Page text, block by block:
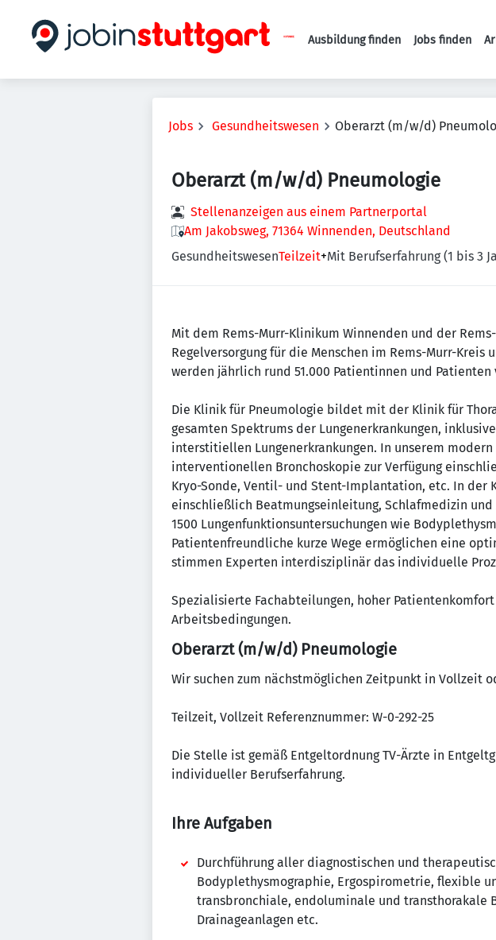
Ausbildung finden Jobs finden
Jobs Gesundheitswesen Oberarzt (m/w/d)
Oberarzt (m/w/d) Pneumologie
Stellenanzeigen aus einem Partnerportal
Am Jakobsweg, 71364 Winnenden, Deutschland
GesundheitswesenTeilzeit+Mit Berufserfahrung (1 bis 3
Mit dem Rems-Murr-Klinikum Winnenden und der
Regelversorgung für die Menschen im Rems-Murr-
werden jährlich rund 51.000 Patientinnen und
Die Klinik für Pneumologie bildet mit der Klinik für
gesamten Spektrums der Lungenerkrankungen,
interstitiellen Lungenerkrankungen. In unserem
interventionellen Bronchoskopie zur Verfügung
Kryo-Sonde, Ventil- und Stent-Implantation, etc. In der
einschließlich Beatmungseinleitung, Schlafmedizin
1500 Lungenfunktionsuntersuchungen wie
Patientenfreundliche kurze Wege ermöglichen eine
stimmen Experten interdisziplinär das individuelle
Spezialisierte Fachabteilungen, hoher
Arbeitsbedingungen.
Oberarzt (m/w/d) Pneumologie
Wir suchen zum nächstmöglichen Zeitpunkt in Vollzeit
Teilzeit, Vollzeit Referenznummer: W-0-292-25
Die Stelle ist gemäß Entgeltordnung TV-Ärzte in
individueller Berufserfahrung.
Ihre Aufgaben
Durchführung aller diagnostischen und
Bodyplethysmographie, Ergospirometrie, flexible
transbronchiale, endoluminale und transthorakale
Drainageanlagen etc.